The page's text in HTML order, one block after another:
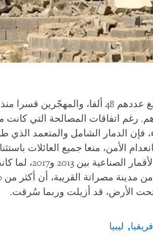
رغم اتفاقات المصالحة التي كانت
الدمار الشامل والمتعمد الذي
الأمن، منعا جميع العائلات
قلّة منها من العودة. أبرز تحليل لصور بالأقمار الصناعية بين
تاورغاء
تحت الأرض، قد أزيلت وربما سُرقت.
ليبيا